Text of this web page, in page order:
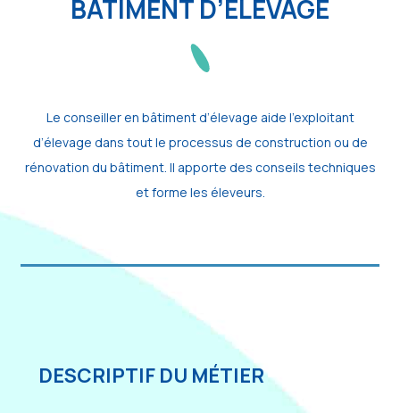
BÂTIMENT D’ÉLEVAGE
Le conseiller en bâtiment d’élevage aide l’exploitant
d’élevage dans tout le processus de construction ou de
rénovation du bâtiment. Il apporte des conseils techniques
et forme les éleveurs.
DESCRIPTIF DU MÉTIER